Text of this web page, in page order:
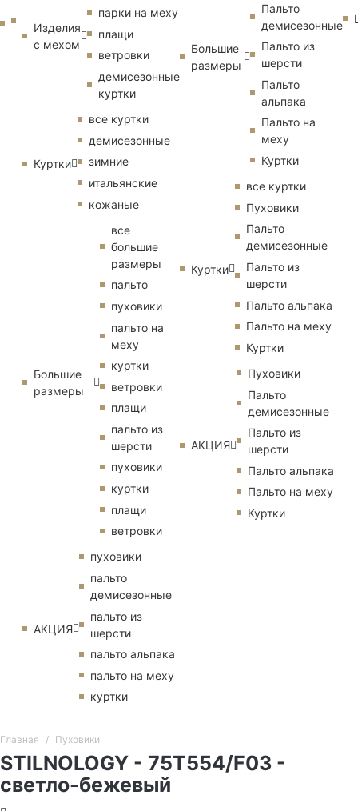
Изделия
с мехом
парки на меху
плащи
ветровки
демисезонные
куртки
Куртки
все куртки
демисезонные
зимние
итальянские
кожаные
Большие
размеры
все
большие
размеры
пальто
пуховики
пальто на
меху
куртки
ветровки
плащи
пальто из
шерсти
пуховики
куртки
плащи
ветровки
АКЦИЯ
пуховики
пальто
демисезонные
пальто из
шерсти
пальто альпака
пальто на меху
куртки
Большие
размеры
Пальто
демисезонные
Пальто из
шерсти
Пальто
альпака
Пальто на
меху
Куртки
Куртки
все куртки
Пуховики
Пальто
демисезонные
Пальто из
шерсти
Пальто альпака
Пальто на меху
Куртки
АКЦИЯ
Пуховики
Пальто
демисезонные
Пальто из
шерсти
Пальто альпака
Пальто на меху
Куртки
Главная Пуховики
STILNOLOGY - 75T554/F03 -
светло-бежевый